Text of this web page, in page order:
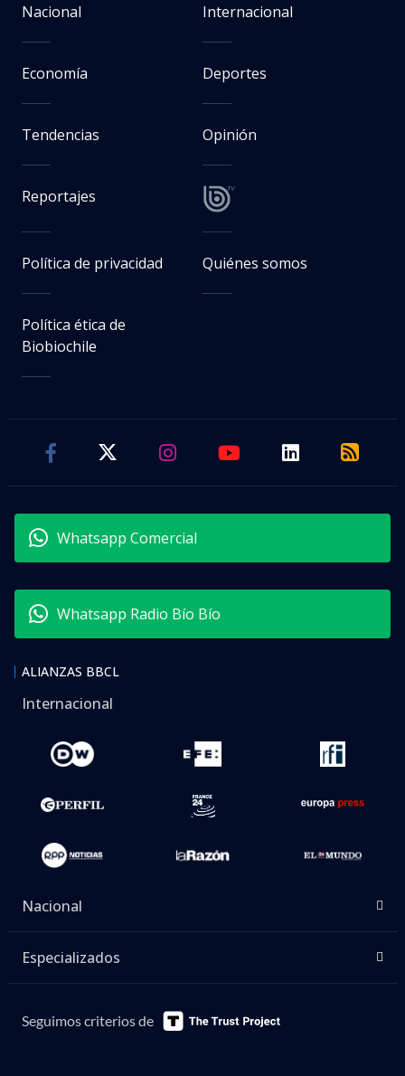
Nacional Internacional
Economía Deportes
Tendencias Opinión
Reportajes
Política de privacidad Quiénes somos
Política ética de
Biobiochile
Whatsapp Comercial
Whatsapp Radio Bío Bío
ALIANZAS BBCL
Internacional
Nacional
Especializados
Seguimos criterios de